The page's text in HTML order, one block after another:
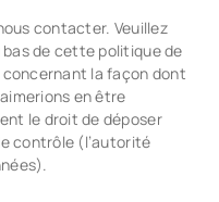
contacter. Veuillez
de cette politique de
concernant la façon dont
en être
le droit de déposer
contrôle (l’autorité